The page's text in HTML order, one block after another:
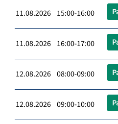
11.08.2026 15:00-16:00
11.08.2026 16:00-17:00
12.08.2026 08:00-09:00
12.08.2026 09:00-10:00